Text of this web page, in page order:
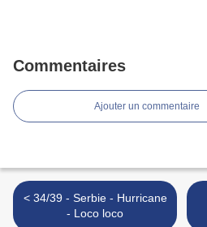
Commentaires
Ajouter un commentaire
< 34/39 - Serbie - Hurricane
- Loco loco